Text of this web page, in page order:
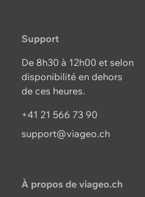
Support
De 8h30 à 12h00 et selon
disponibilité en dehors
de ces heures.
+41 21 566 73 90
support@viageo.ch
À propos de viageo.ch